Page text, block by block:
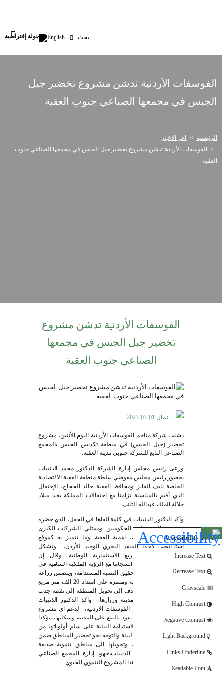
Open toolbar
Accessibility Tools
Increase Text
Decrease Text
Grayscale
High Contrast
Negative Contrast
Light Background
Links Underline
Readable Font
بحث English
الفوسفات الأردنية تدشن مشروع تخضير جبل
الجبس في مجمعها الصناعي جنوب العقبة
الرئيسية
اخر الاخبار
الفوسفات الأردنية تدشن مشروع تخضير جبل الجبس في مجمعها الصناعي جنوب
العقبة
الفوسفات الأردنية تدشن مشروع
تخضير جبل الجبس في مجمعها
الصناعي جنوب العقبة
عمان 01-03-2023
دشنت شركة مناجم الفوسفات الأردنية اليوم الأثنين، مشروع
تخضير (جبل الجبس) في منطقة تكديس الجبس بالمجمع
الصناعي التابع للشركة جنوبي مدينة العقبة.
ورعى رئيس مجلس إدارة الشركة الدكتور محمد الذنيبات
بحضور رئيس مجلس مفوضي سلطة منطقة العقبة الاقتصادية
الخاصة نايف الفايز ومحافظ العقبة خالد الحجاج، الإحتفال
الذي أقيم بالمناسبة تزامنا مع احتفالات المملكة بعيد ميلاد
جلالة الملك عبدالله الثاني.
وأكد الدكتور الذنيبات في كلمة القاها في الحفل، الذي حضره
عدد من المسؤولين الحكوميين وممثلي الشركات الكبرى
العاملة في المنطقة، اهمية العقبة وما تتميز به كموقع
استراتيجي كونها المنفذ البحري الوحيد للأردن، وتشكل
مركزا لأكبر المشاريع الاستثمارية الوطنية. وقال إن
المشروع، الذي يأتي انسجاما مع الرؤية الملكية السامية في
الحفاظ على البيئة وتحقيق التنمية المستدامة، ويتضمن زراعة
10 الاف شجرة حرجية ومثمرة على امتداد 20 الف متر مربع
وعلى عدة مراحل، يهدف الى تحويل المنطقة إلى نقطة جذب
ومتنزه عام لابناء المدينة وزوارها. واكد الدكتور الذنيبات
استعداد شركة مناجم الفوسفات الاردنية، لدعم اي مشروع
تنموي في العقبة، بما يعود بالنفع على المدينة وسكانها، مؤكدا
أن الشركة وضعت الاستدامة البيئية على سلم أولوياتها من
خلال المحافظة على البيئة والتوجه نحو تخضير المناطق ضمن
مواقع عمل الشركة، وتحويلها الى مناطق تنموية صديقة
للبيئة. وثمن الدكتور الذنيبات،جهود إدارة المجمع الصناعي
والقائمين على تنفيذ هذا المشروع التنموي الحيوي .